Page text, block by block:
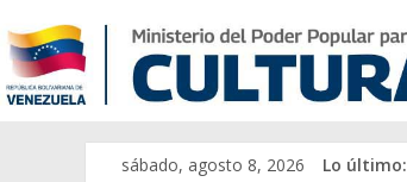
sábado, agosto 8, 2026 Lo último: